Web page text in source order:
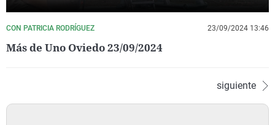
CON PATRICIA RODRÍGUEZ 23/09/2024 13:46
Más de Uno Oviedo 23/09/2024
siguiente